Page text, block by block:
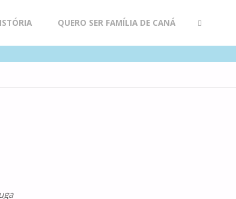
QUERO SER FAMÍLIA DE CANÁ